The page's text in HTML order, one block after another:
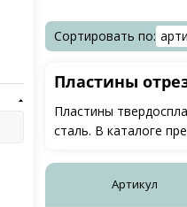
Сортировать по:
Пластины
Пластины
cталь. В каталоге
Артикул